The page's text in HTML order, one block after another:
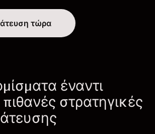
τώρα
έναντι
στρατηγικές